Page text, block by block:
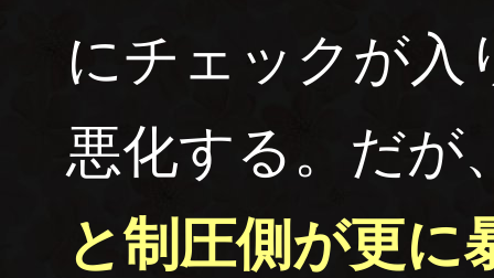
にチェックが入
悪化する。だが
と制圧側が更に